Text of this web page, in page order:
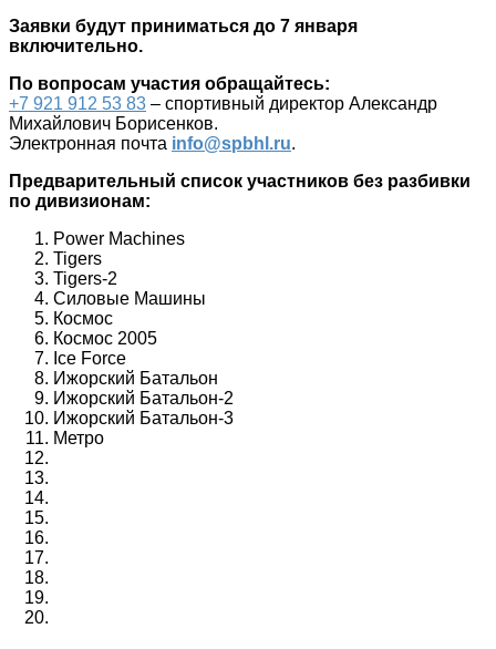
Заявки будут приниматься до 7 января
включительно.
По вопросам участия обращайтесь:
+7 921 912 53 83 – спортивный директор Александр
Михайлович Борисенков.
Электронная почта info@spbhl.ru.
Предварительный список участников без разбивки
по дивизионам:
Power Machines
Tigers
Tigers-2
Силовые Машины
Космос
Космос 2005
Ice Force
Ижорский Батальон
Ижорский Батальон-2
Ижорский Батальон-3
Метро